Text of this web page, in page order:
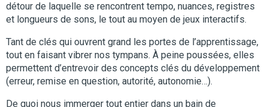
détour de laquelle se rencontrent tempo, nuances, registres
et longueurs de sons, le tout au moyen de jeux interactifs.
Tant de clés qui ouvrent grand les portes de l’apprentissage,
tout en faisant vibrer nos tympans. À peine poussées, elles
permettent d’entrevoir des concepts clés du développement
(erreur, remise en question, autorité, autonomie…).
De quoi nous immerger tout entier dans un bain de